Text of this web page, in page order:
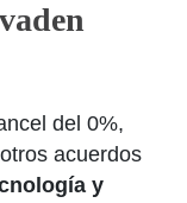
del 0%,
acuerdos
y